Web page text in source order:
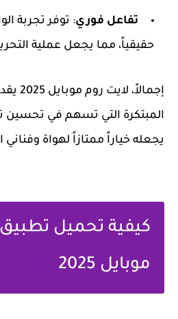
تفاعل فوري: توفر تجربة
حقيقياً، مما يجعل عملية
المبتكرة التي تسهم في تحسين
يجعله خياراً ممتازاً لهواة
كيفية تحميل
موبايل 2025